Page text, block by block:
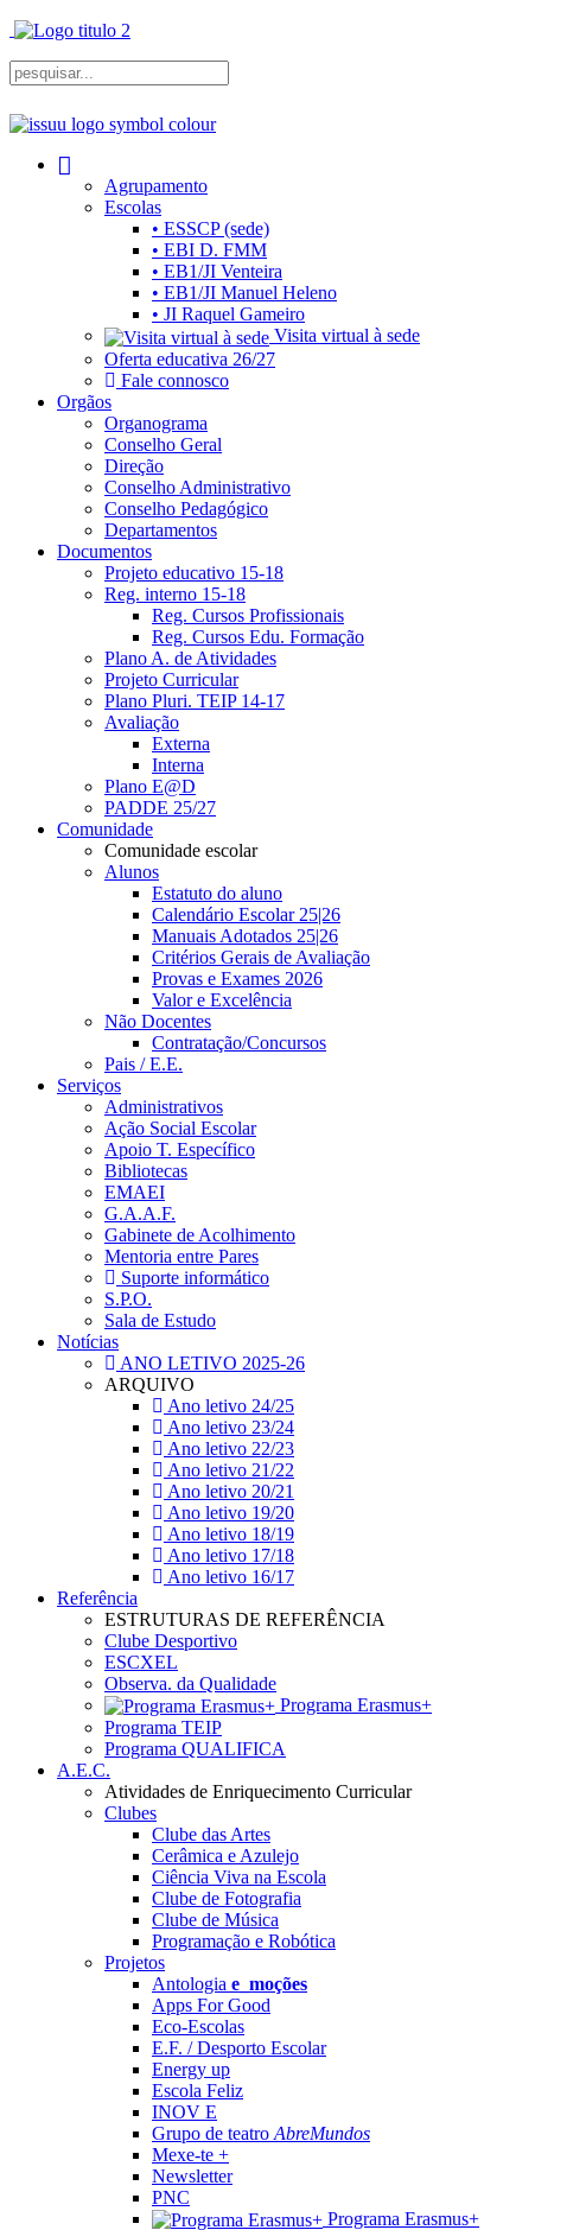
Agrupamento
Escolas
• ESSCP (sede)
• EBI D. FMM
• EB1/JI Venteira
• EB1/JI Manuel Heleno
• JI Raquel Gameiro
Visita virtual à sede
Oferta educativa 26/27
Fale connosco
Orgãos
Organograma
Conselho Geral
Direção
Conselho Administrativo
Conselho Pedagógico
Departamentos
Documentos
Projeto educativo 15-18
Reg. interno 15-18
Reg. Cursos Profissionais
Reg. Cursos Edu. Formação
Plano A. de Atividades
Projeto Curricular
Plano Pluri. TEIP 14-17
Avaliação
Externa
Interna
Plano E@D
PADDE 25/27
Comunidade
Comunidade escolar
Alunos
Estatuto do aluno
Calendário Escolar 25|26
Manuais Adotados 25|26
Critérios Gerais de Avaliação
Provas e Exames 2026
Valor e Excelência
Não Docentes
Contratação/Concursos
Pais / E.E.
Serviços
Administrativos
Ação Social Escolar
Apoio T. Específico
Bibliotecas
EMAEI
G.A.A.F.
Gabinete de Acolhimento
Mentoria entre Pares
Suporte informático
S.P.O.
Sala de Estudo
Notícias
ANO LETIVO 2025-26
ARQUIVO
Ano letivo 24/25
Ano letivo 23/24
Ano letivo 22/23
Ano letivo 21/22
Ano letivo 20/21
Ano letivo 19/20
Ano letivo 18/19
Ano letivo 17/18
Ano letivo 16/17
Referência
ESTRUTURAS DE REFERÊNCIA
Clube Desportivo
ESCXEL
Observa. da Qualidade
Programa Erasmus+
Programa TEIP
Programa QUALIFICA
A.E.C.
Atividades de Enriquecimento Curricular
Clubes
Clube das Artes
Cerâmica e Azulejo
Ciência Viva na Escola
Clube de Fotografia
Clube de Música
Programação e Robótica
Projetos
Antologia e_moções
Apps For Good
Eco-Escolas
E.F. / Desporto Escolar
Energy up
Escola Feliz
INOV E
Grupo de teatro AbreMundos
Mexe-te +
Newsletter
PNC
Programa Erasmus+